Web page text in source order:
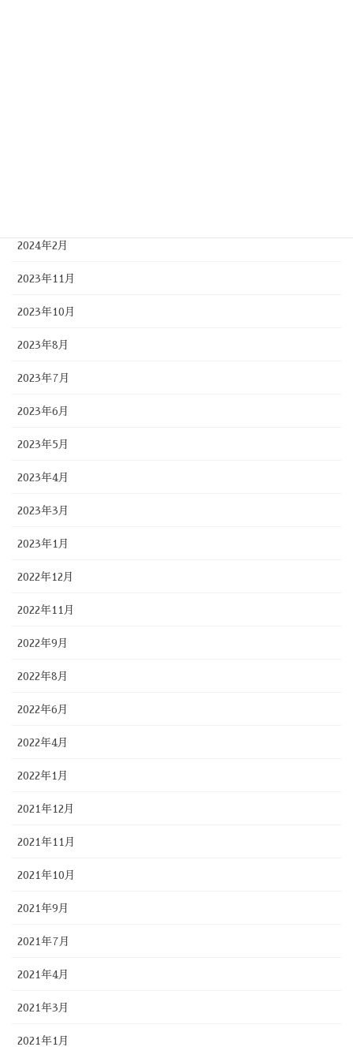
2024年2月
2023年11月
2023年10月
2023年8月
2023年7月
2023年6月
2023年5月
2023年4月
2023年3月
2023年1月
2022年12月
2022年11月
2022年9月
2022年8月
2022年6月
2022年4月
2022年1月
2021年12月
2021年11月
2021年10月
2021年9月
2021年7月
2021年4月
2021年3月
2021年1月